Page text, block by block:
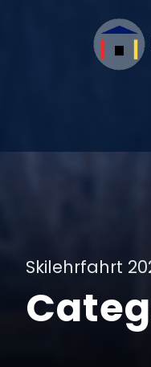
Skilehrfahrt